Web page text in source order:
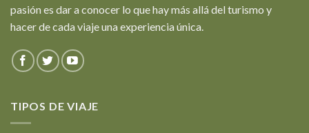
pasión es dar a conocer lo que hay más allá del turismo y
hacer de cada viaje una experiencia única.
TIPOS DE VIAJE